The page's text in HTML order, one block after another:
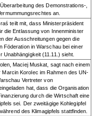
des Demonstrations-,
an.
teilt mit, dass Ministerpräsident
die Entlassung von Innenminister
der Ausschreitungen gegen die
Föderation in Warschau bei einer
Unabhängigkeit (11.11.) sieht.
Maciej Muskat, sagt nach einem
Korolec im Rahmen des UN-
Vertreter von
hat, dass die Organisation
durch die Wirtschaft eine
sei. Der zweitägige Kohlegipfel
des Klimagipfels stattfinden.